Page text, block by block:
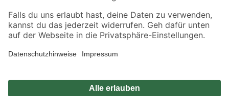
Alle Preisangaben in EUR inkl. gesetzl. MwSt.. Die dargestellten Angebote sind unter
Umständen nicht in allen Märkten verfügbar. Die angegebenen Verfügbarkeiten beziehen
Produkte nur solange der Vorrat reicht.
*Paketversand ab 59 € versandkostenfrei, gilt nicht für Artikel mit Speditionsversand, hier
Privatsphäre Impressum